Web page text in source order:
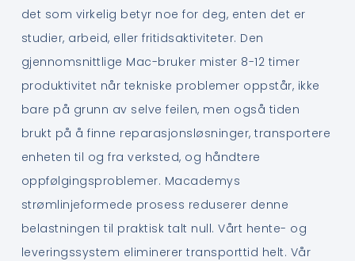
det som virkelig betyr noe for deg, enten det er
studier, arbeid, eller fritidsaktiviteter. Den
gjennomsnittlige Mac-bruker mister 8-12 timer
produktivitet når tekniske problemer oppstår, ikke
bare på grunn av selve feilen, men også tiden
brukt på å finne reparasjonsløsninger, transportere
enheten til og fra verksted, og håndtere
oppfølgingsproblemer. Macademys
strømlinjeformede prosess reduserer denne
belastningen til praktisk talt null. Vårt hente- og
leveringssystem eliminerer transporttid helt. Vår